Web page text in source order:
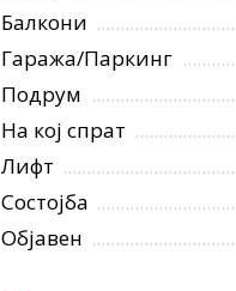
Балкони
Гаража/Паркинг
Подрум
На кој спрат
Лифт
Состојба
Објавен